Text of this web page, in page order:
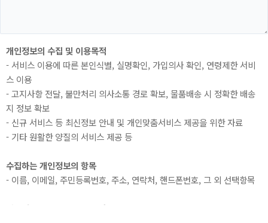
개인정보의 수집 및 이용목적
- 서비스 이용에 따른 본인식별, 실명확인, 가입의사 확인, 연령제한 서비
스 이용
- 고지사항 전달, 불만처리 의사소통 경로 확보, 물품배송 시 정확한 배송
지 정보 확보
- 신규 서비스 등 최신정보 안내 및 개인맞춤서비스 제공을 위한 자료
- 기타 원활한 양질의 서비스 제공 등
수집하는 개인정보의 항목
- 이름, 이메일, 주민등록번호, 주소, 연락처, 핸드폰번호, 그 외 선택항목
개인정보의 보유 및 이용기간